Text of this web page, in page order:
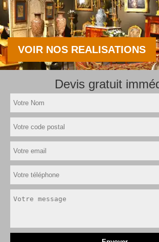
VOIR NOS REALISATIONS
Devis gratuit